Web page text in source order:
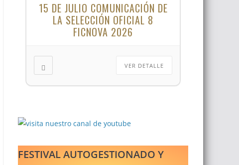
15 DE JULIO COMUNICACIÓN DE
LA SELECCIÓN OFICIAL 8
FICNOVA 2026
VER DETALLE
FESTIVAL AUTOGESTIONADO Y